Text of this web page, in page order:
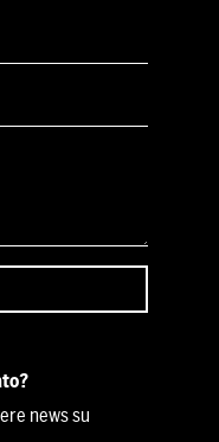
news su